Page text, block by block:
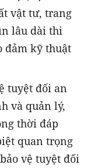
vật tư, trang
lâu dài thi
đảm kỹ thuật
tuyệt đối an
và quản lý,
thời đáp
quan trọng
vệ tuyệt đối